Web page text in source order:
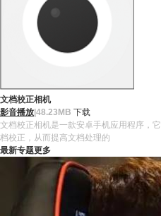
文档校正相机
影音播放 48.23MB 下载
文档校正相机是一款安卓手机应用程序，
档校正，从而提高文档处理的
最新专题更多